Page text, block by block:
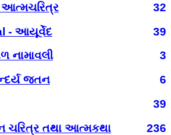
32
- આયૂર્વેદ
39
નામાવલી
3
જતન
6
39
ચરિત્ર તથા આત્મકથા
236